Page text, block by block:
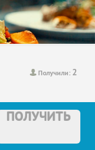
Получили: 2
ПОЛУЧИТЬ